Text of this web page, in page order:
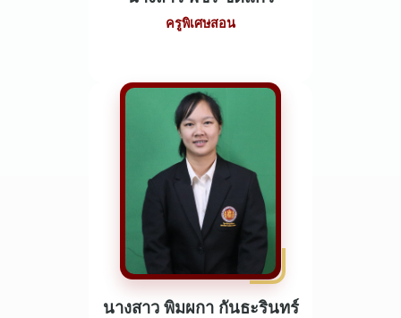
ครูพิเศษสอน
นางสาว พิมผกา กันธะรินทร์